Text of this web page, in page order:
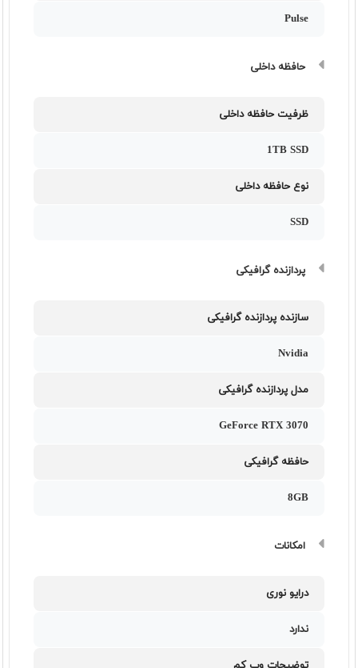
Pulse
حافظه داخلی
ظرفیت حافظه داخلی
1TB SSD
نوع حافظه داخلی
SSD
پردازنده گرافیکی
سازنده پردازنده گرافیکی
Nvidia
مدل پردازنده گرافیکی
GeForce RTX 3070
حافظه گرافیکی
8GB
امکانات
درایو نوری
ندارد